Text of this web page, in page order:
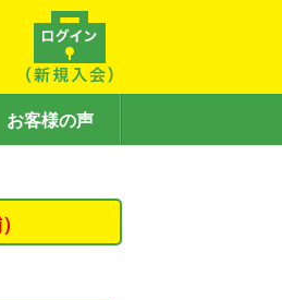
お客様の声